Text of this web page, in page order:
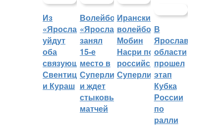
Из
«Ярославича»
уйдут
оба
связующих:
Свентицкис
и Кураш
Волейбольный
«Ярославич»
занял
15-е
место в
Суперлиге
и ждет
стыковых
матчей
Иранский
волейболист
Мобин
Насри покинет
российскую
Суперлигу
В
Ярославской
области
прошел
этап
Кубка
России
по
ралли